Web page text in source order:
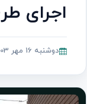
اجرای
دوشنبه 16 مهر 1403